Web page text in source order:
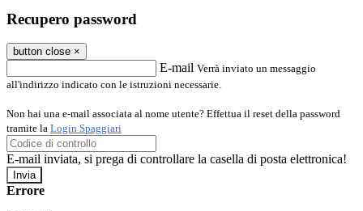
Recupero password
button close ×
E-mail Verrà inviato un messaggio
all'indirizzo indicato con le istruzioni necessarie.
Non hai una e-mail associata al nome utente? Effettua il reset della password
tramite la Login Spaggiari
E-mail inviata, si prega di controllare la casella di posta elettronica!
Errore